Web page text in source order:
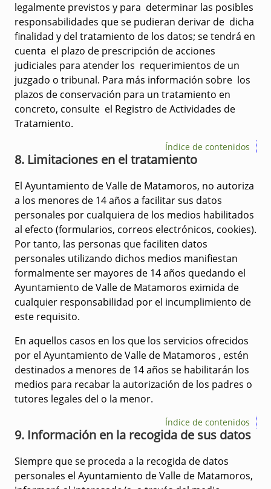
legalmente previstos y para determinar las posibles
responsabilidades que se pudieran derivar de dicha
finalidad y del tratamiento de los datos; se tendrá en
cuenta el plazo de prescripción de acciones
judiciales para atender los requerimientos de un
juzgado o tribunal. Para más información sobre los
plazos de conservación para un tratamiento en
concreto, consulte el Registro de Actividades de
Tratamiento.
Índice de contenidos
8. Limitaciones en el tratamiento
El Ayuntamiento de Valle de Matamoros, no autoriza
a los menores de 14 años a facilitar sus datos
personales por cualquiera de los medios habilitados
al efecto (formularios, correos electrónicos, cookies).
Por tanto, las personas que faciliten datos
personales utilizando dichos medios manifiestan
formalmente ser mayores de 14 años quedando el
Ayuntamiento de Valle de Matamoros eximida de
cualquier responsabilidad por el incumplimiento de
este requisito.
En aquellos casos en los que los servicios ofrecidos
por el Ayuntamiento de Valle de Matamoros , estén
destinados a menores de 14 años se habilitarán los
medios para recabar la autorización de los padres o
tutores legales del o la menor.
Índice de contenidos
9. Información en la recogida de sus datos
Siempre que se proceda a la recogida de datos
personales el Ayuntamiento de Valle de Matamoros,